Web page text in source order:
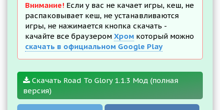
Внимание! Если у вас не качает игры, кеш, не
распаковывает кеш, не устанавливаются
игры, не нажимается кнопка скачать -
качайте все браузером Хром который можно
скачать в официальном Google Play
Скачать Road To Glory 1.1.3 Мод (полная
версия)